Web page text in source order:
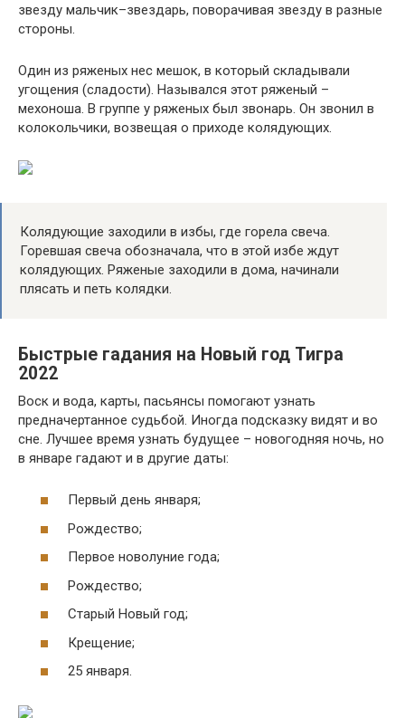
звезду мальчик–звездарь, поворачивая звезду в разные
стороны.
Один из ряженых нес мешок, в который складывали
угощения (сладости). Назывался этот ряженый –
мехоноша. В группе у ряженых был звонарь. Он звонил в
колокольчики, возвещая о приходе колядующих.
Колядующие заходили в избы, где горела свеча.
Горевшая свеча обозначала, что в этой избе ждут
колядующих. Ряженые заходили в дома, начинали
плясать и петь колядки.
Быстрые гадания на Новый год Тигра
2022
Воск и вода, карты, пасьянсы помогают узнать
предначертанное судьбой. Иногда подсказку видят и во
сне. Лучшее время узнать будущее – новогодняя ночь, но
в январе гадают и в другие даты:
Первый день января;
Рождество;
Первое новолуние года;
Рождество;
Старый Новый год;
Крещение;
25 января.